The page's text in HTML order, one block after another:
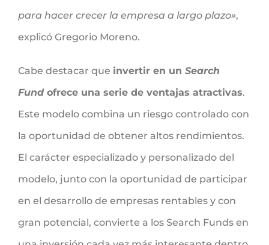
para hacer crecer la empresa a largo plazo»,
explicó Gregorio Moreno.
Cabe destacar que invertir en un Search
Fundofrece una serie de ventajas atractivas.
Este modelo combina un riesgo controlado con
la oportunidad de obtener altos rendimientos.
El carácter especializado y personalizado del
modelo, junto con la oportunidad de participar
en el desarrollo de empresas rentables y con
gran potencial, convierte a los Search Funds en